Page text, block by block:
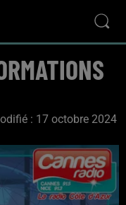
: 17 octobre 2024